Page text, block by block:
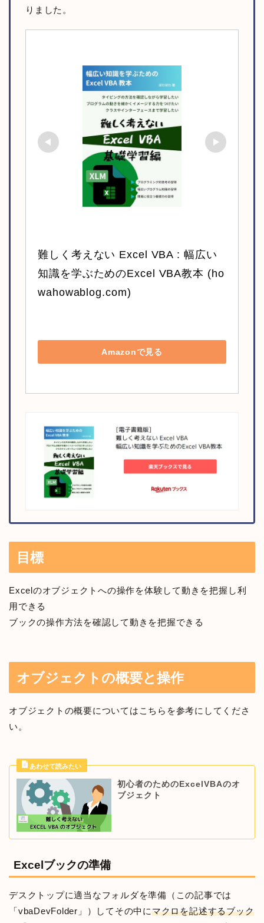
りました。
難しく考えない Excel VBA : 幅広い
知識を学ぶためのExcel VBA教本 (ho
wahowablog.com)
Amazonで見る
目標
Excelのオブジェクトへの操作を体験して動きを把握し利
用できる
ブックの操作方法を確認して動きを把握できる
オブジェクトの概要と操作
オブジェクトの概要についてはこちらを参考にしてくださ
い。
初心者のためのExcelVBAのオ
ブジェクト
Excelブックの準備
デスクトップに適当なフォルダを準備（この記事では
「vbaDevFolder」）してその中にマクロを記述するブック